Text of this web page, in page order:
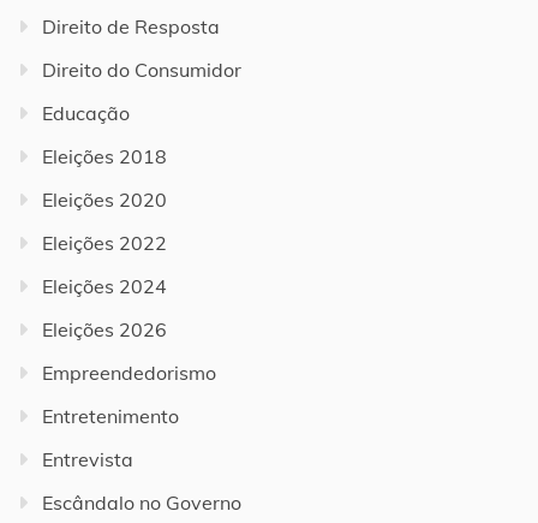
Direito de Resposta
Direito do Consumidor
Educação
Eleições 2018
Eleições 2020
Eleições 2022
Eleições 2024
Eleições 2026
Empreendedorismo
Entretenimento
Entrevista
Escândalo no Governo